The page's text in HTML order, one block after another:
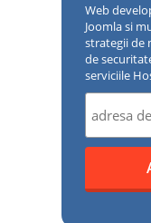
Web
Joomla si
strategii de
de
serviciile